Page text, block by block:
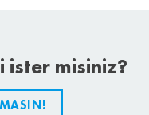
misiniz?